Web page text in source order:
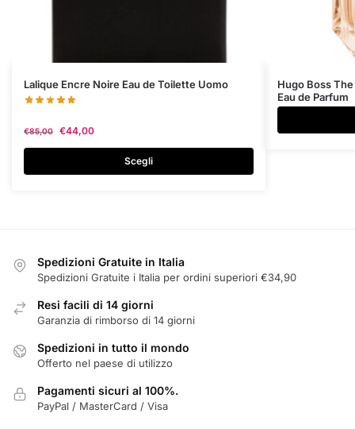
Lalique Encre Noire Eau de Toilette Uomo
€85,00 €44,00
Scegli
Questo
prodotto
più
Le
scelte
nella
del
Hugo Boss
Eau de Parfum
Spedizioni Gratuite in Italia
Spedizioni Gratuite i Italia per ordini superiori €34,90
Resi facili di 14 giorni
Garanzia di rimborso di 14 giorni
Spedizioni in tutto il mondo
Offerto nel paese di utilizzo
Pagamenti sicuri al 100%.
PayPal / MasterCard / Visa